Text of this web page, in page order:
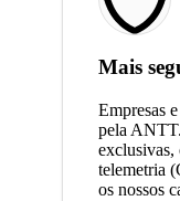
Mais
Empresas
pela
exclusivas,
telemetria
os nossos